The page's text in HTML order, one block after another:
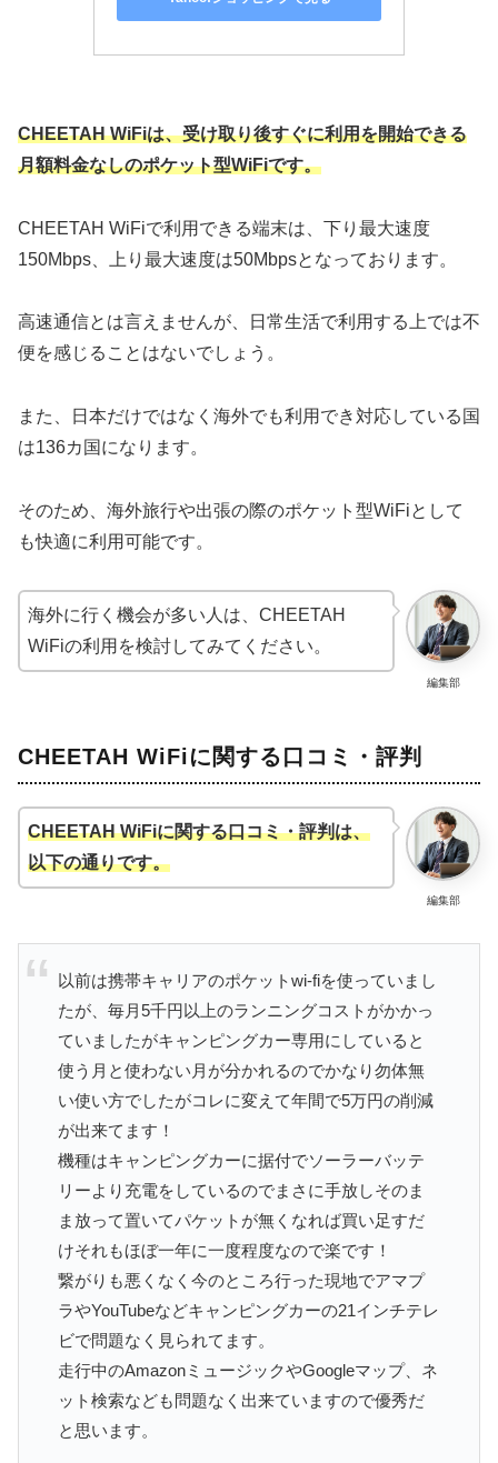
CHEETAH WiFiは、受け取り後すぐに利用を開始できる
月額料金なしのポケット型WiFiです。
CHEETAH WiFiで利用できる端末は、下り最大速度
150Mbps、上り最大速度は50Mbpsとなっております。
高速通信とは言えませんが、日常生活で利用する上では不
便を感じることはないでしょう。
また、日本だけではなく海外でも利用でき対応している国
は136カ国になります。
そのため、海外旅行や出張の際のポケット型WiFiとして
も快適に利用可能です。
編集部
海外に行く機会が多い人は、CHEETAH
WiFiの利用を検討してみてください。
CHEETAH WiFiに関する口コミ・評判
編集部
CHEETAH WiFiに関する口コミ・評判は、
以下の通りです。
以前は携帯キャリアのポケットwi-fiを使っていまし
たが、毎月5千円以上のランニングコストがかかっ
ていましたがキャンピングカー専用にしていると
使う月と使わない月が分かれるのでかなり勿体無
い使い方でしたがコレに変えて年間で5万円の削減
が出来てます！
機種はキャンピングカーに据付でソーラーバッテ
リーより充電をしているのでまさに手放しそのま
ま放って置いてパケットが無くなれば買い足すだ
けそれもほぼ一年に一度程度なので楽です！
繋がりも悪くなく今のところ行った現地でアマプ
ラやYouTubeなどキャンピングカーの21インチテレ
ビで問題なく見られてます。
走行中のAmazonミュージックやGoogleマップ、ネ
ット検索なども問題なく出来ていますので優秀だ
と思います。